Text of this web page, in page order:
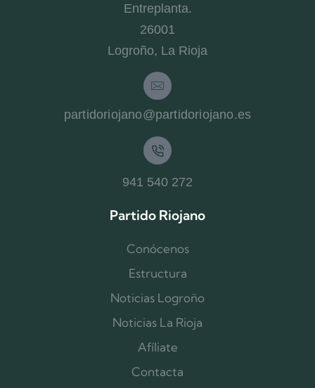
Entreplanta.
26001
Logroño, La Rioja
partidoriojano@partidoriojano.es
941 540 272
Partido Riojano
Conócenos
Estructura
Noticias Logroño
Noticias La Rioja
Afíliate
Contacta